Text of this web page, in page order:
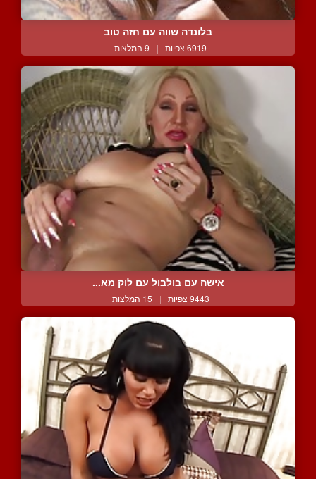
בלונדה שווה עם חזה טוב
6919 צפיות | 9 המלצות
אישה עם בולבול עם לוק מא...
9443 צפיות | 15 המלצות